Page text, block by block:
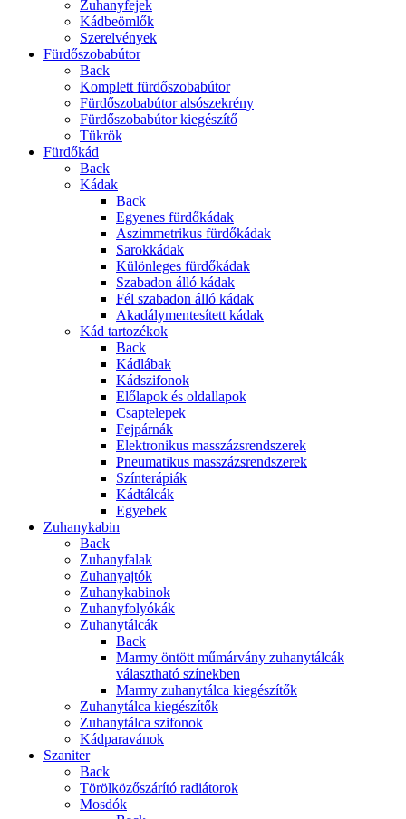
Zuhanyfejek
Kádbeömlők
Szerelvények
Fürdőszobabútor
Back
Komplett fürdőszobabútor
Fürdőszobabútor alsószekrény
Fürdőszobabútor kiegészítő
Tükrök
Fürdőkád
Back
Kádak
Back
Egyenes fürdőkádak
Aszimmetrikus fürdőkádak
Sarokkádak
Különleges fürdőkádak
Szabadon álló kádak
Fél szabadon álló kádak
Akadálymentesített kádak
Kád tartozékok
Back
Kádlábak
Kádszifonok
Előlapok és oldallapok
Csaptelepek
Fejpárnák
Elektronikus masszázsrendszerek
Pneumatikus masszázsrendszerek
Színterápiák
Kádtálcák
Egyebek
Zuhanykabin
Back
Zuhanyfalak
Zuhanyajtók
Zuhanykabinok
Zuhanyfolyókák
Zuhanytálcák
Back
Marmy öntött műmárvány zuhanytálcák
választható színekben
Marmy zuhanytálca kiegészítők
Zuhanytálca kiegészítők
Zuhanytálca szifonok
Kádparavánok
Szaniter
Back
Törölközőszárító radiátorok
Mosdók